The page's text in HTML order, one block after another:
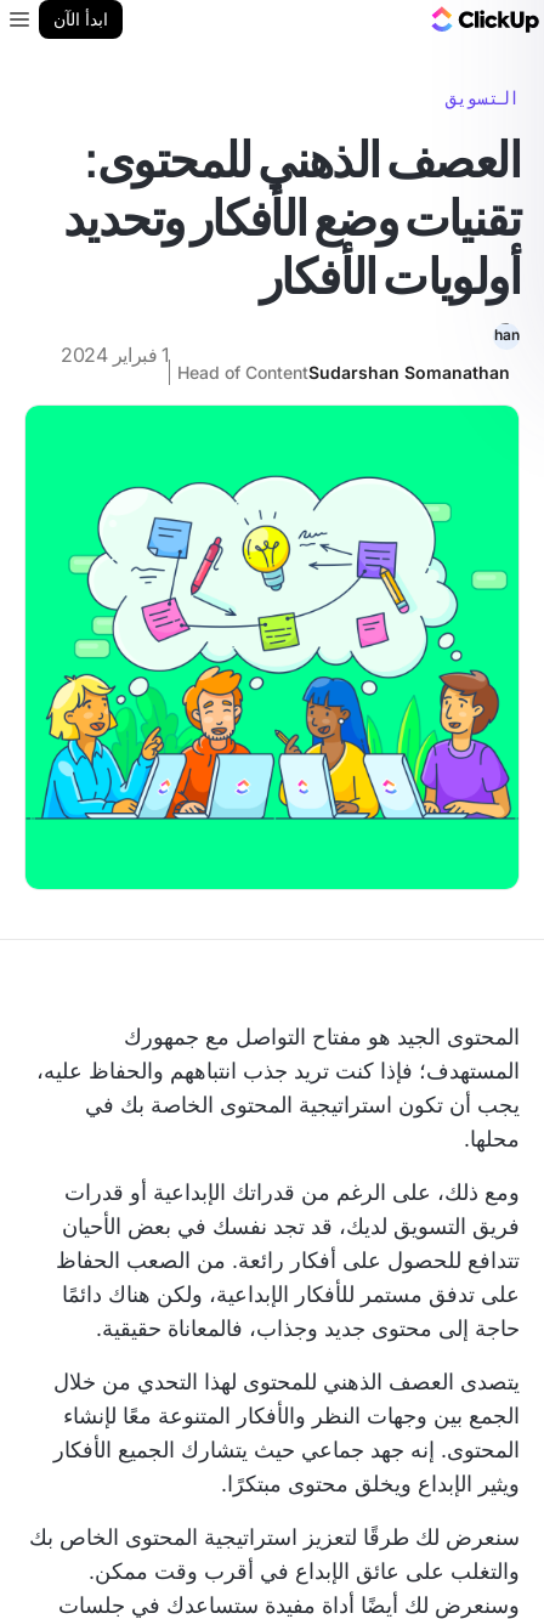
ابدأ الآن
التسويق
العصف الذهني للمحتوى:
تقنيات وضع الأفكار وتحديد
أولويات الأفكار
Sudarshan Somanathan
Head of Content
1 فبراير 2024
المحتوى الجيد هو مفتاح التواصل مع جمهورك
المستهدف؛ فإذا كنت تريد جذب انتباههم والحفاظ عليه،
يجب أن تكون استراتيجية المحتوى الخاصة بك في
محلها.
ومع ذلك، على الرغم من قدراتك الإبداعية أو قدرات
فريق التسويق لديك، قد تجد نفسك في بعض الأحيان
تتدافع للحصول على أفكار رائعة. من الصعب الحفاظ
على تدفق مستمر للأفكار الإبداعية، ولكن هناك دائمًا
حاجة إلى محتوى جديد وجذاب، فالمعاناة حقيقية.
يتصدى العصف الذهني للمحتوى لهذا التحدي من خلال
الجمع بين وجهات النظر والأفكار المتنوعة معًا لإنشاء
المحتوى. إنه جهد جماعي حيث يتشارك الجميع الأفكار
ويثير الإبداع ويخلق محتوى مبتكرًا.
سنعرض لك طرقًا لتعزيز استراتيجية المحتوى الخاص بك
والتغلب على عائق الإبداع في أقرب وقت ممكن.
وسنعرض لك أيضًا أداة مفيدة ستساعدك في جلسات